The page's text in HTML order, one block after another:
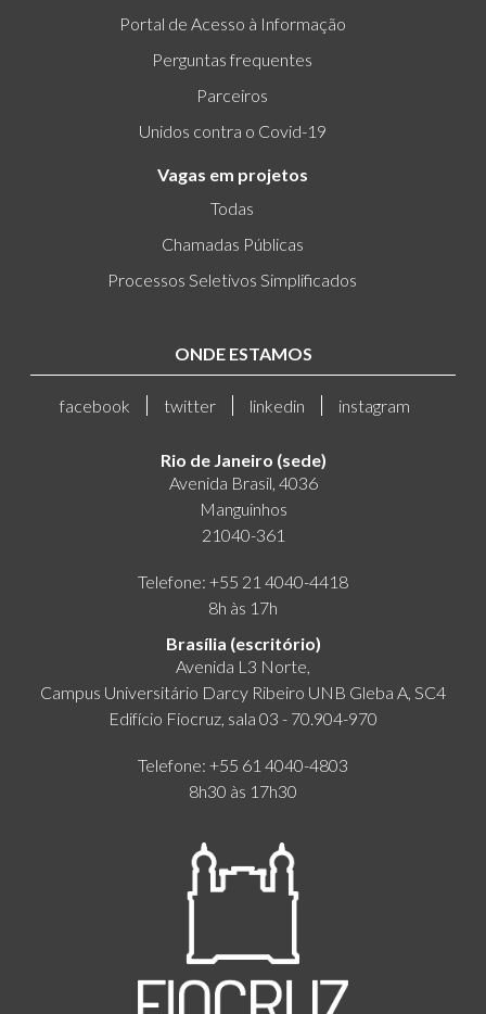
Portal de Acesso à Informação
Perguntas frequentes
Parceiros
Unidos contra o Covid-19
Vagas em projetos
Todas
Chamadas Públicas
Processos Seletivos Simplificados
ONDE ESTAMOS
facebook twitter linkedin instagram
Rio de Janeiro (sede)
Avenida Brasil, 4036
Manguinhos
21040-361
Telefone: +55 21 4040-4418
8h às 17h
Brasília (escritório)
Avenida L3 Norte,
Campus Universitário Darcy Ribeiro UNB Gleba A, SC4
Edifício Fiocruz, sala 03 - 70.904-970
Telefone: +55 61 4040-4803
8h30 às 17h30